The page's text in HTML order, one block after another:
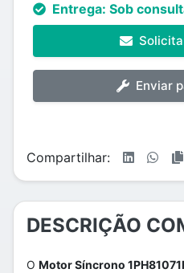
Entrega: Sob
Enviar
Compartilhar:
DESCRIÇÃO
O Motor Síncrono